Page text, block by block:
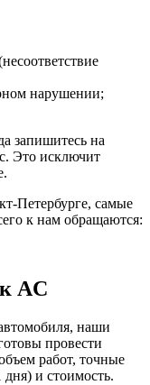
нарушении;
запишитесь на
Это исключит
Петербурге, самые
к нам обращаются:
AC
наши
провести
работ, точные
и стоимость.